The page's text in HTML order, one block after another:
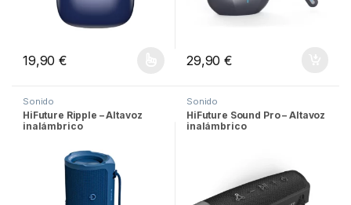
19,90€
Este producto tiene múltiples variantes. Las opciones se
29,90€
Sonido
HiFuture Ripple – Altavoz
inalámbrico
Sonido
HiFuture Sound Pro – Altavoz
inalámbrico